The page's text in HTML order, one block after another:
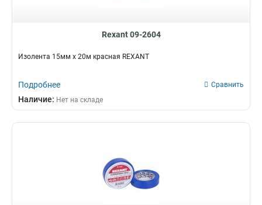
Rexant 09-2604
Изолента 15мм х 20м красная REXANT
Подробнее Сравнить
Наличие: Нет на складе